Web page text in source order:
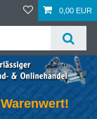
0,00 EUR